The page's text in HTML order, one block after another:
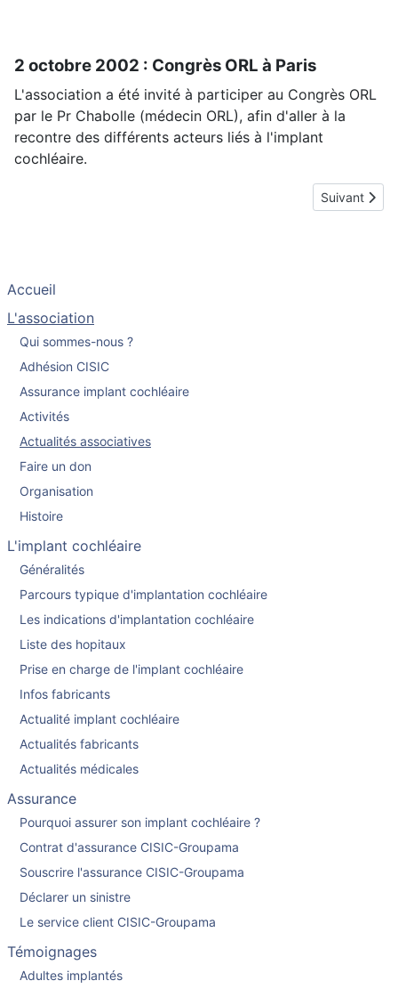
2 octobre 2002 : Congrès ORL à Paris
L'association a été invité à participer au Congrès ORL
par le Pr Chabolle (médecin ORL), afin d'aller à la
recontre des différents acteurs liés à l'implant
cochléaire.
Article
Suivant
Accueil
L'association
Qui sommes-nous ?
Adhésion CISIC
Assurance implant cochléaire
Activités
Actualités associatives
Faire un don
Organisation
Histoire
L'implant cochléaire
Généralités
Parcours typique d'implantation cochléaire
Les indications d'implantation cochléaire
Liste des hopitaux
Prise en charge de l'implant cochléaire
Infos fabricants
Actualité implant cochléaire
Actualités fabricants
Actualités médicales
Assurance
Pourquoi assurer son implant cochléaire ?
Contrat d'assurance CISIC-Groupama
Souscrire l'assurance CISIC-Groupama
Déclarer un sinistre
Le service client CISIC-Groupama
Témoignages
Adultes implantés